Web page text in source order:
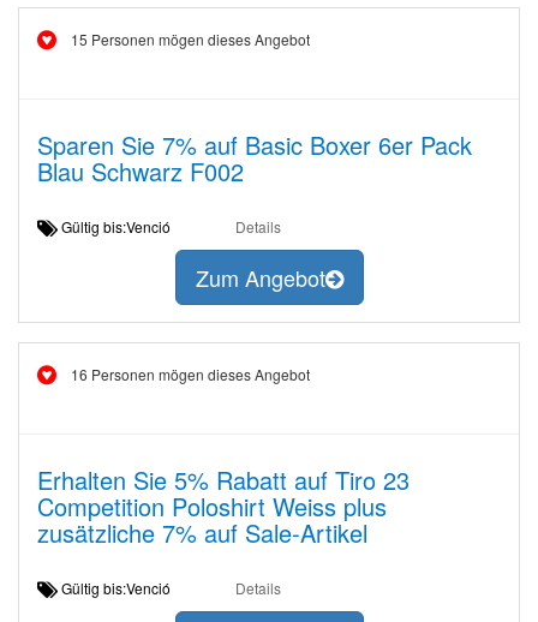
15 Personen mögen dieses Angebot
Sparen Sie 7% auf Basic Boxer 6er Pack
Blau Schwarz F002
Gültig bis:Venció Details
Zum Angebot
16 Personen mögen dieses Angebot
Erhalten Sie 5% Rabatt auf Tiro 23
Competition Poloshirt Weiss plus
zusätzliche 7% auf Sale-Artikel
Gültig bis:Venció Details